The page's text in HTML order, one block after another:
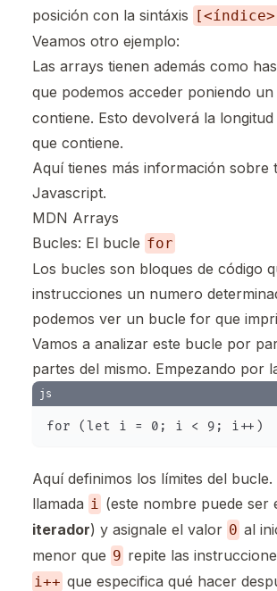
posición con la sintáxis
Veamos otro ejemplo:
Las arrays tienen además como
que podemos acceder poniendo un
contiene. Esto devolverá la
que contiene.
Aquí tienes más información
Javascript.
MDN Arrays
Bucles: El bucle for
Los bucles son bloques de código
instrucciones un numero
podemos ver un bucle for que
Vamos a analizar este bucle por
partes del mismo. Empezando por
js
Aquí definimos los límites del
llamada i (este nombre puede ser
iterador) y asignale el valor 0 al
menor que 9 repite las
i++ que especifica qué hacer